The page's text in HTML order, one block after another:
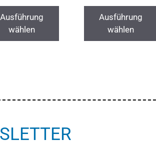
Ausführung
wählen
Ausführung
wählen